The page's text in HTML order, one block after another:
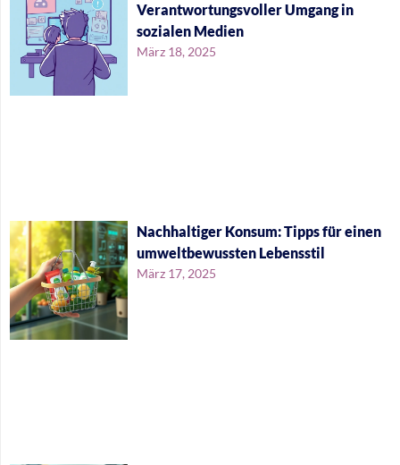
Verantwortungsvoller Umgang in
sozialen Medien
März 18, 2025
Nachhaltiger Konsum: Tipps für einen
umweltbewussten Lebensstil
März 17, 2025